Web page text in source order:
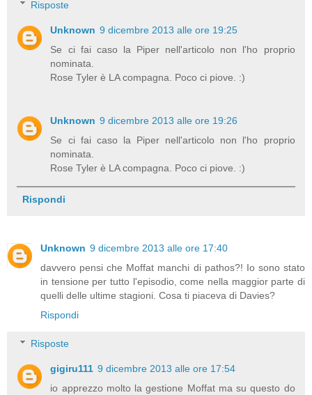
Risposte
Unknown 9 dicembre 2013 alle ore 19:25
Se ci fai caso la Piper nell'articolo non l'ho proprio
nominata.
Rose Tyler è LA compagna. Poco ci piove. :)
Unknown 9 dicembre 2013 alle ore 19:26
Se ci fai caso la Piper nell'articolo non l'ho proprio
nominata.
Rose Tyler è LA compagna. Poco ci piove. :)
Rispondi
Unknown 9 dicembre 2013 alle ore 17:40
davvero pensi che Moffat manchi di pathos?! Io sono stato
in tensione per tutto l'episodio, come nella maggior parte di
quelli delle ultime stagioni. Cosa ti piaceva di Davies?
Rispondi
Risposte
gigiru111 9 dicembre 2013 alle ore 17:54
io apprezzo molto la gestione Moffat ma su questo do